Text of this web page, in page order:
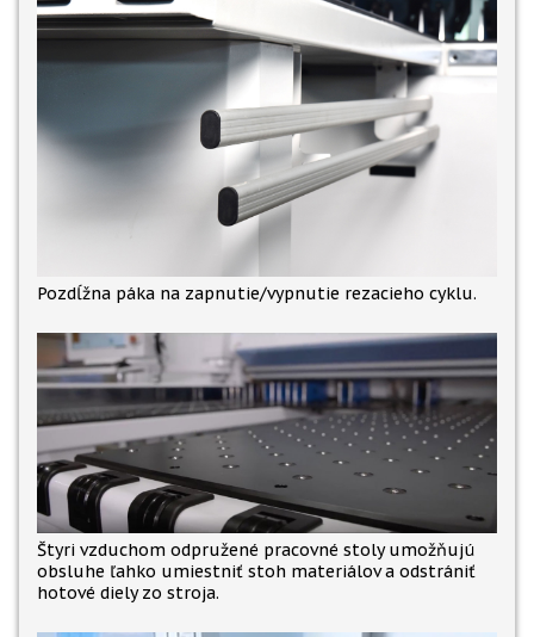
Pozdĺžna páka na zapnutie/vypnutie rezacieho cyklu.
Štyri vzduchom odpružené pracovné stoly umožňujú
obsluhe ľahko umiestniť stoh materiálov a odstrániť
hotové diely zo stroja.